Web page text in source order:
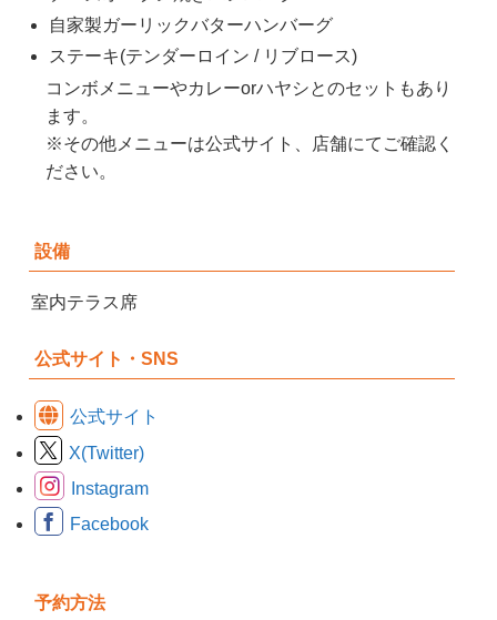
自家製ガーリックバターハンバーグ
ステーキ(テンダーロイン / リブロース)
コンボメニューやカレーorハヤシとのセットもあり
ます。
※その他メニューは公式サイト、店舗にてご確認く
ださい。
設備
室内テラス席
公式サイト・SNS
公式サイト
X(Twitter)
Instagram
Facebook
予約方法